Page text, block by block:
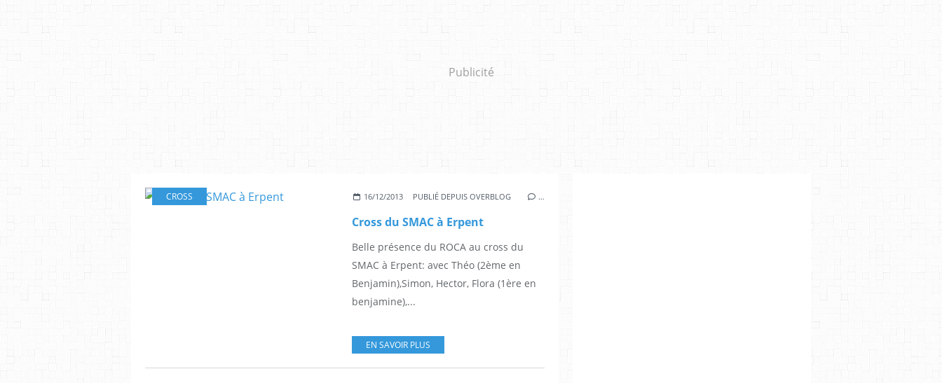
Publicité
CROSS 16/12/2013 PUBLIÉ DEPUIS OVERBLOG …
Cross du SMAC à Erpent
Belle présence du ROCA au cross du
SMAC à Erpent: avec Théo (2ème en
Benjamin),Simon, Hector, Flora (1ère en
benjamine),...
EN SAVOIR PLUS